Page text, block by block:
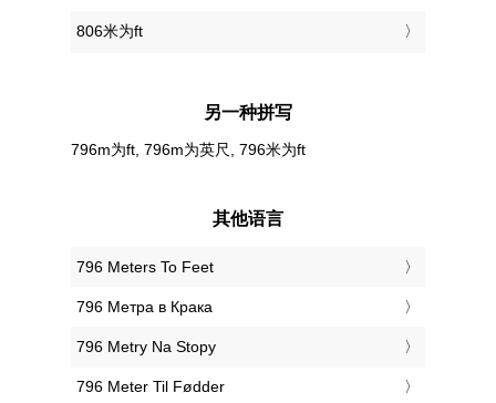
806米为ft
另一种拼写
796m为ft, 796m为英尺, 796米为ft
其他语言
‎796 Meters To Feet
‎796 Метра в Крака
‎796 Metry Na Stopy
‎796 Meter Til Fødder